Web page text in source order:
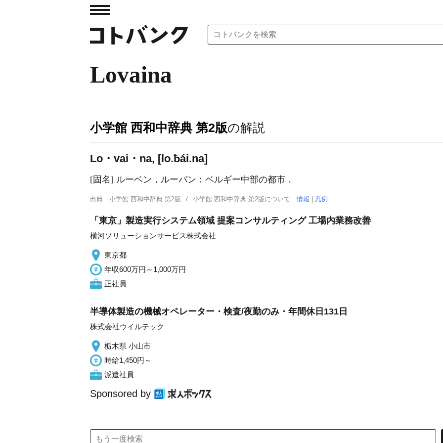
Lovaina
小学館 西和中辞典 第2版の解説
Lo・vai・na, [lo.ƀái.na]
[固名] ルーベン，ルーバン：ベルギー中部の都市．
出典 小学館 西和中辞典 第2版 小学館 西和中辞典 第2版について情報 凡例
「東京」製造実行システム領域 提案コンサルティング 工場内業務改善
横河ソリューションサービス株式会社
東京都
年収600万円～1,000万円
正社員
半導体製造の機械オペレーター・検査/夜勤のみ・年間休日131日
株式会社ウイルテック
栃木県 小山市
時給1,450円～
派遣社員
Sponsored by